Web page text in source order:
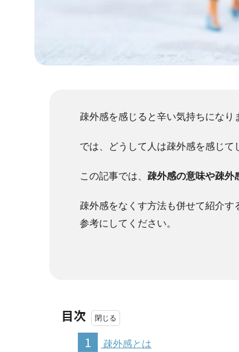
疎外感を感じると辛い気持ちになり
では、どうして人は疎外感を感じて
この記事では、 疎外感の意味や疎外
疎外感をなくす方法も併せて紹介
参考にしてください。
目次
1
疎外感とは